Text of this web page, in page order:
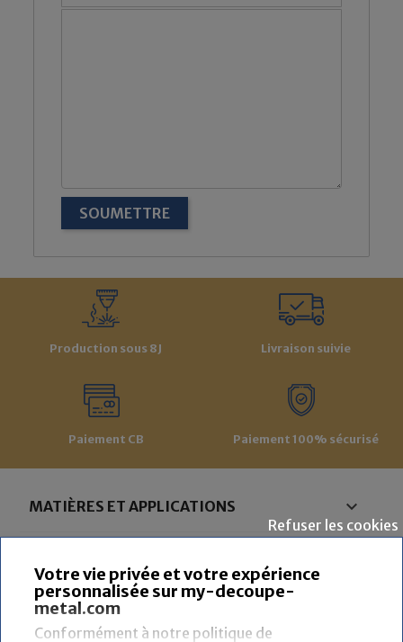
Production sous 8J Livraison suivie
Paiement CB Paiement 100% sécurisé
MATIÈRES ET APPLICATIONS 
VOTRE COMPTE
Refuser les cookies
Votre vie privée et votre expérience
personnalisée sur my-decoupe-
metal.com
Conformément à notre politique de